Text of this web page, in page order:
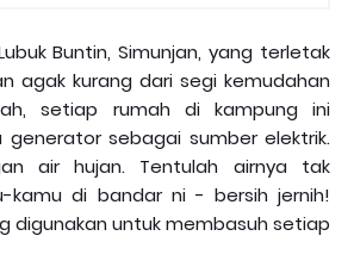
Buntin, Simunjan, yang terletak
agak kurang dari segi kemudahan
setiap rumah di kampung ini
generator sebagai sumber elektrik.
air hujan. Tentulah airnya tak
kamu di bandar ni - bersih jernih!
digunakan untuk membasuh setiap